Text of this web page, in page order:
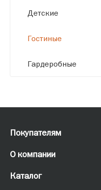
Детские
Гостиные
Гардеробные
Покупателям
О компании
Каталог